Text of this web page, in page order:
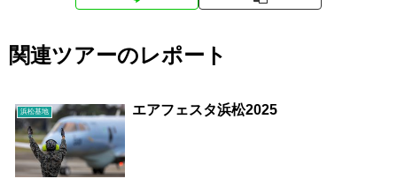
関連ツアーのレポート
浜松基地 エアフェスタ浜松2025